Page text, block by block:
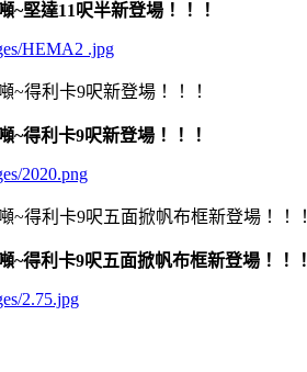
~堅達11呎半新登場！！！
HEMA2 .jpg
~得利卡9呎新登場！！！
~得利卡9呎新登場！！！
2020.png
~得利卡9呎五面掀帆布框新登場！！！
~得利卡9呎五面掀帆布框新登場！！！
2.75.jpg